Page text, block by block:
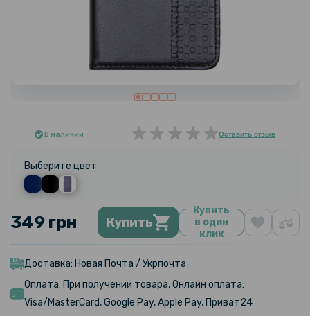
В наличии Оставить отзыв
Выберите цвет
349 грн Купить
Купить
в один
клик
Доставка: Новая Почта / Укрпочта
Оплата: При получении товара, Онлайн оплата:
Visa/MasterCard, Google Pay, Apple Pay, Приват24